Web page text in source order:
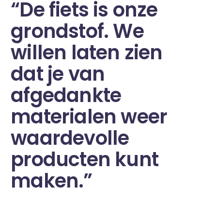
“De fiets is onze
grondstof. We
willen laten zien
dat je van
afgedankte
materialen weer
waardevolle
producten kunt
maken.”